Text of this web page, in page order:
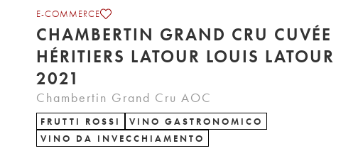
E-COMMERCE
CHAMBERTIN GRAND CRU CUVÉE
HÉRITIERS LATOUR LOUIS LATOUR
2021
Chambertin Grand Cru AOC
FRUTTI ROSSI
VINO GASTRONOMICO
VINO DA INVECCHIAMENTO